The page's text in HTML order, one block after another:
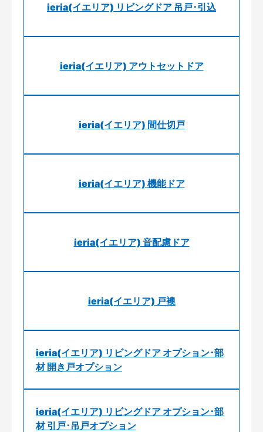
ieria(イエリア) リビングドア 吊戸･引込
ieria(イエリア) アウトセットドア
ieria(イエリア) 間仕切戸
ieria(イエリア) 機能ドア
ieria(イエリア) 音配慮ドア
ieria(イエリア) 戸襖
ieria(イエリア) リビングドア オプション･部
材 開き戸オプション
ieria(イエリア) リビングドア オプション･部
材 引戸･吊戸オプション